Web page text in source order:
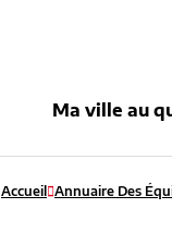
Ma ville au
Accueil Annuaire Des